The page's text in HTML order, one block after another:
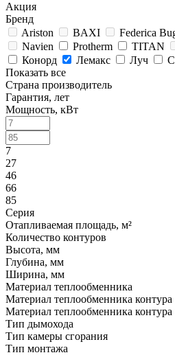
Акция
Бренд
Ariston
BAXI Federica
Navien
Protherm TITAN
Конорд
Лемакс Луч
Показать все
Страна производитель
Гарантия, лет
Мощность, кВт
7
27
46
66
85
Серия
Отапливаемая площадь, м²
Количество контуров
Высота, мм
Глубина, мм
Ширина, мм
Материал теплообменника
Материал теплообменника контура
Материал теплообменника
Тип дымохода
Тип камеры сгорания
Тип монтажа